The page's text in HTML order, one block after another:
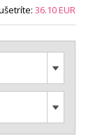
36.10EUR